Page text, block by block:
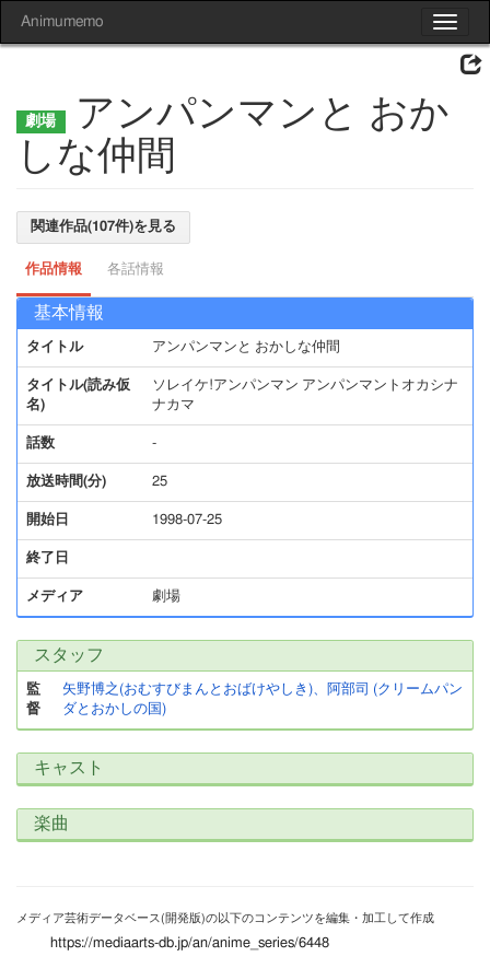
Toggle
Animumemo
アンパンマンと おか
しな仲間
関連作品(107件)を見る
作品情報 各話情報
基本情報
タイトル アンパンマンと おかしな仲間
タイトル(読み仮
名)
ソレイケ!アンパンマン アンパンマントオカシナ
ナカマ
話数 -
放送時間(分) 25
開始日 1998-07-25
終了日
メディア 劇場
スタッフ
監
督
矢野博之(おむすびまんとおばけやしき)、阿部司 (クリームパン
ダとおかしの国)
キャスト
楽曲
メディア芸術データベース(開発版)の以下のコンテンツを編集・加工して作成
https://mediaarts-db.jp/an/anime_series/6448